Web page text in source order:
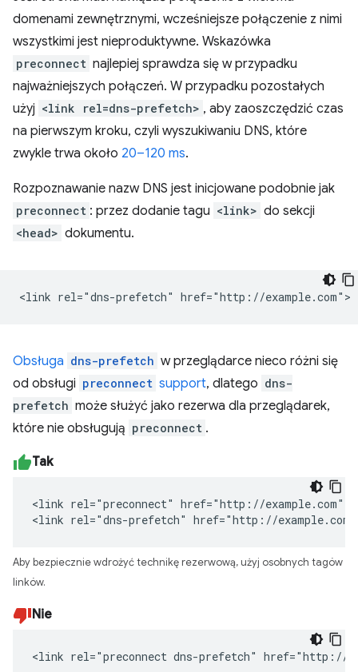
domenami zewnętrznymi, wcześniejsze połączenie z nimi
wszystkimi jest nieproduktywne. Wskazówka
preconnect najlepiej sprawdza się w przypadku
najważniejszych połączeń. W przypadku pozostałych
użyj <link rel=dns-prefetch> , aby zaoszczędzić czas
na pierwszym kroku, czyli wyszukiwaniu DNS, które
zwykle trwa około 20–120 ms.
Rozpoznawanie nazw DNS jest inicjowane podobnie jak
preconnect : przez dodanie tagu <link> do sekcji
<head> dokumentu.
Obsługa dns-prefetch w przeglądarce nieco różni się
od obsługi preconnect support, dlatego dns-
prefetch może służyć jako rezerwa dla przeglądarek,
które nie obsługują preconnect .
Tak
<link rel="preconnect" href="http://example.com">
<link rel="dns-prefetch" href="http://
Aby bezpiecznie wdrożyć technikę rezerwową, użyj osobnych tagów
linków.
Nie
<link rel="preconnect dns-prefetch" href="http://